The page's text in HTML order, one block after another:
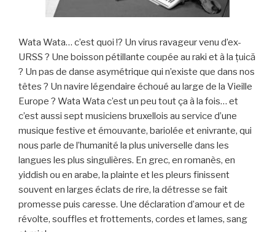
Wata Wata… c’est quoi !? Un virus ravageur venu d’ex-
URSS ? Une boisson pétillante coupée au raki et à la țuică
? Un pas de danse asymétrique qui n’existe que dans nos
têtes ? Un navire légendaire échoué au large de la Vieille
Europe ? Wata Wata c’est un peu tout ça à la fois… et
c’est aussi sept musiciens bruxellois au service d’une
musique festive et émouvante, bariolée et enivrante, qui
nous parle de l’humanité la plus universelle dans les
langues les plus singulières. En grec, en romanès, en
yiddish ou en arabe, la plainte et les pleurs finissent
souvent en larges éclats de rire, la détresse se fait
promesse puis caresse. Une déclaration d’amour et de
révolte, souffles et frottements, cordes et lames, sang